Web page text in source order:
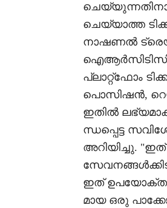
ചെയ്യാത്ത
നാഷണൽ
ഐആർസിടിസി
പ്ലാറ്റ്ഫോം
പൊസിഷൻ,
ഇതിൽ
ന്ധപ്പെട്ട
അറിയിച്ചു.
ഇത്
മായ ഒരു